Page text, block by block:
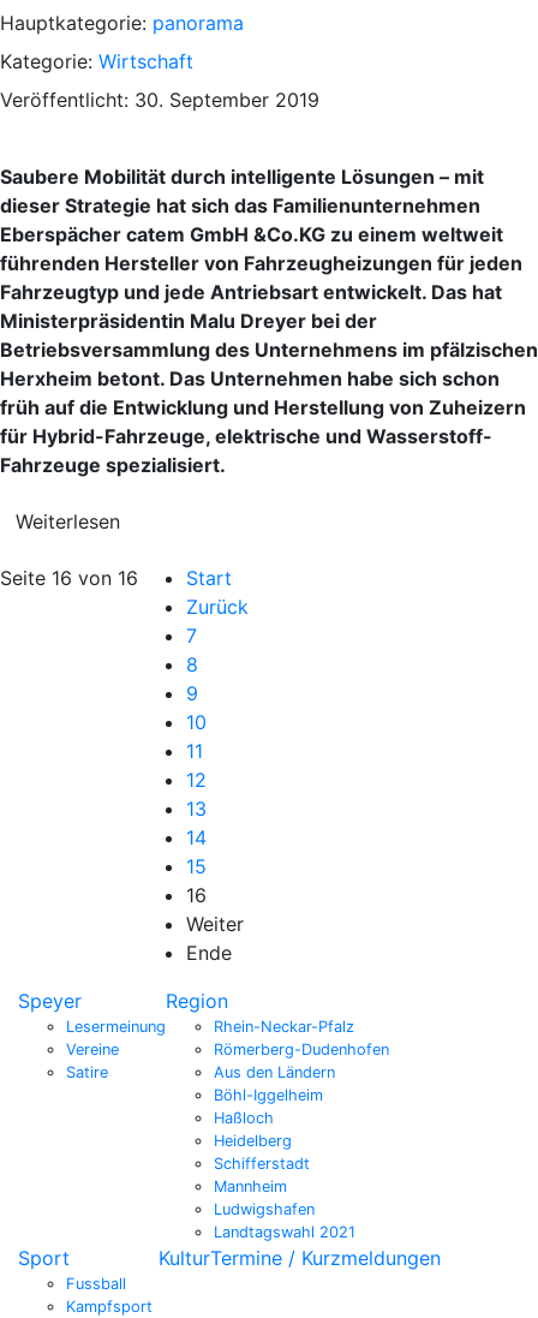
Hauptkategorie: panorama
Kategorie: Wirtschaft
Veröffentlicht: 30. September 2019
Saubere Mobilität durch intelligente Lösungen – mit
dieser Strategie hat sich das Familienunternehmen
Eberspächer catem GmbH &Co.KG zu einem weltweit
führenden Hersteller von Fahrzeugheizungen für jeden
Fahrzeugtyp und jede Antriebsart entwickelt. Das hat
Ministerpräsidentin Malu Dreyer bei der
Betriebsversammlung des Unternehmens im pfälzischen
Herxheim betont. Das Unternehmen habe sich schon
früh auf die Entwicklung und Herstellung von Zuheizern
für Hybrid-Fahrzeuge, elektrische und Wasserstoff-
Fahrzeuge spezialisiert.
Weiterlesen
Seite 16 von 16
Start
Zurück
7
8
9
10
11
12
13
14
15
16
Weiter
Ende
Speyer
Lesermeinung
Vereine
Satire
Region
Rhein-Neckar-Pfalz
Römerberg-Dudenhofen
Aus den Ländern
Böhl-Iggelheim
Haßloch
Heidelberg
Schifferstadt
Mannheim
Ludwigshafen
Landtagswahl 2021
Sport
Fussball
Kampfsport
KulturTermine / Kurzmeldungen